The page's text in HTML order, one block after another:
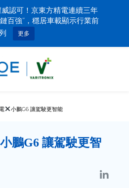
小鵬G6 讓駕駛更智能
小鵬G6 讓駕駛更智
認可！京東方精電連續三年
百強”，穩居車載顯示行業前
更多